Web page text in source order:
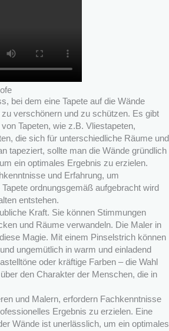
bei dem eine Tapete auf die Wände
verschönern und zu schützen. Es gibt
Tapeten, wie z.B. Vliestapeten,
die sich für unterschiedliche Räume und
tapeziert, sollte man die Wände gründlich
ein optimales Ergebnis zu erzielen.
und Erfahrung, um
ordnungsgemäß aufgebracht wird
entstehen.
Kraft. Sie können Stimmungen
und Räume verwandeln. Die Maler in
Magie. Mit einem Pinselstrich können
ungemütlich in warm und einladend
oder kräftige Farben – die Wahl
den Charakter der Menschen, die in
und Malern, erfordern Fachkenntnisse
Ergebnis zu erzielen. Eine
Wände ist unerlässlich, um ein optimales